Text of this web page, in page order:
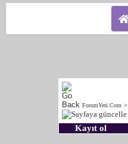
ForumYeri.Com >
Kayıt ol